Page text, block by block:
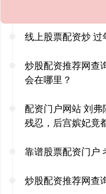
线上股票配资炒 过
炒股配资推荐网查
会在哪里？
配资门户网站 刘
残忍，后宫嫔妃竟
靠谱股票配资门户
炒股配资推荐网查